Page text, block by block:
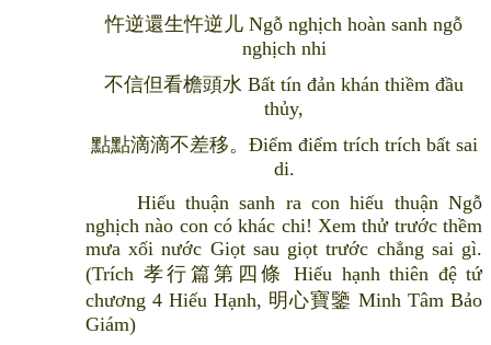
忤逆還生忤逆儿 Ngỗ nghịch hoàn sanh ngỗ
nghịch nhi
不信但看檐頭水 Bất tín đản khán thiềm đầu
thủy,
點點滴滴不差移。Điểm điểm trích trích bất sai
di.
Hiếu thuận sanh ra con hiếu thuận Ngỗ
nghịch nào con có khác chi! Xem thử trước thềm
mưa xối nước Giọt sau giọt trước chẳng sai gì.
(Trích 孝行篇第四條 Hiếu hạnh thiên đệ tứ
chương 4 Hiếu Hạnh, 明心寶鑒 Minh Tâm Bảo
Giám)